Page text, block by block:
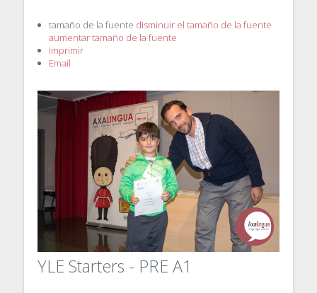
tamaño de la fuente disminuir el tamaño de la fuente
aumentar tamaño de la fuente
Imprimir
Email
YLE Starters - PRE A1